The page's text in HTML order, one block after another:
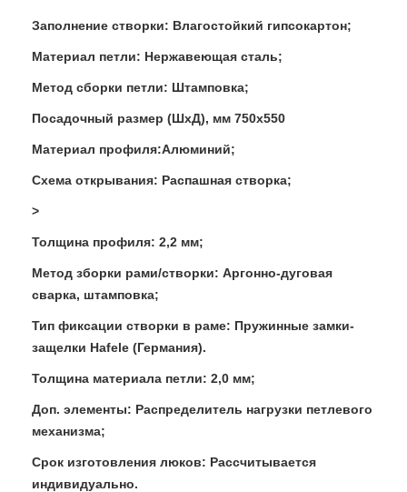
Заполнение створки: Влагостойкий гипсокартон;
Материал петли: Нержавеющая сталь;
Метод сборки петли: Штамповка;
Посадочный размер (ШхД), мм 750x550
Материал профиля:Алюминий;
Схема открывания: Распашная створка;
>
Толщина профиля: 2,2 мм;
Метод зборки рами/створки: Аргонно-дуговая
сварка, штамповка;
Тип фиксации створки в раме: Пружинные замки-
защелки Hafele (Германия).
Толщина материала петли: 2,0 мм;
Доп. элементы: Распределитель нагрузки петлевого
механизма;
Срок изготовления люков: Рассчитывается
индивидуально.